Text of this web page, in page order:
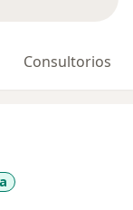
Consultorios